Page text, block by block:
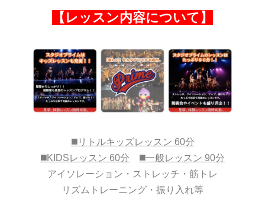
【レッスン内容について】
◼️リトルキッズレッスン 60分
◼️KIDSレッスン 60分
◼️一般レッスン 90分
アイソレーション・ストレッチ・筋トレ
リズムトレーニング・振り入れ等